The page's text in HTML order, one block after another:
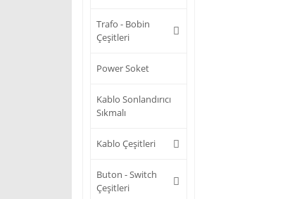
Trafo - Bobin
Çeşitleri
Power Soket
Kablo Sonlandırıcı
Sıkmalı
Kablo Çeşitleri
Buton - Switch
Çeşitleri